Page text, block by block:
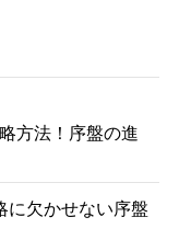
方法！序盤の進
に欠かせない序盤